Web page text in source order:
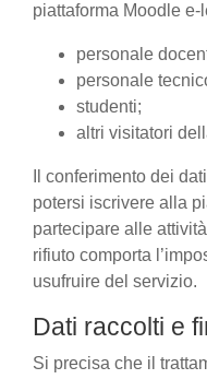
piattaforma Moodle e-
personale
personale
studenti;
altri visitatori
Il conferimento dei
potersi iscrivere alla
partecipare alle
rifiuto comporta
usufruire del servizio.
Dati raccolti e
Si precisa che il